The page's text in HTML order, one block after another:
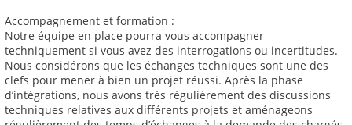
Accompagnement et formation :
Notre équipe en place pourra vous accompagner
techniquement si vous avez des interrogations ou incertitudes.
Nous considérons que les échanges techniques sont une des
clefs pour mener à bien un projet réussi. Après la phase
d’intégrations, nous avons très régulièrement des discussions
techniques relatives aux différents projets et aménageons